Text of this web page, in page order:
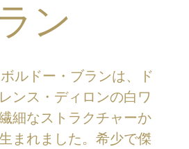
ラン
ルドー・ブランは、ド
ンス・ディロンの白ワ
細なストラクチャーか
まれました。希少で傑